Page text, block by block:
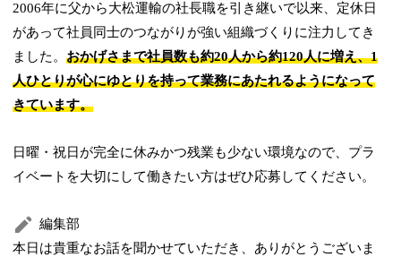
2006年に父から大松運輸の社長職を引き継いで以来、定休日
があって社員同士のつながりが強い組織づくりに注力してき
ました。おかげさまで社員数も約20人から約120人に増え、1
人ひとりが心にゆとりを持って業務にあたれるようになって
きています。
日曜・祝日が完全に休みかつ残業も少ない環境なので、プラ
イベートを大切にして働きたい方はぜひ応募してください。
編集部
本日は貴重なお話を聞かせていただき、ありがとうございま